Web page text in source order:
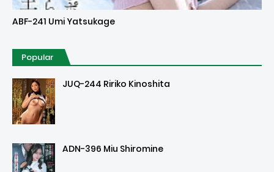
Uncensored
ABF-241 Umi Yatsukage
Popular
JUQ-244 Ririko Kinoshita
ADN-396 Miu Shiromine